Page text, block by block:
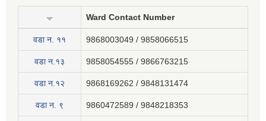
Ward Contact Number
वडा न‍. ११ 9868003049 / 9858066515
वडा न.१३ 9858054555 / 9866763215
वडा न.१२ 9868169262 / 9848131474
वडा न. ९ 9860472589 / 9848218353